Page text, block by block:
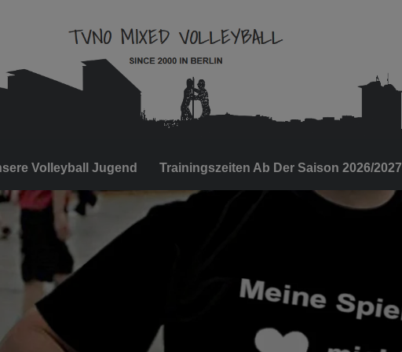
Volleyball Jugend Trainingszeiten Ab Der Saison 2026/2027